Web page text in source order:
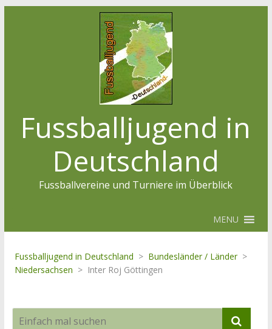
Fussballjugend in
Deutschland
Fussballvereine und Turniere im Überblick
MENU
Fussballjugend in Deutschland > Bundesländer / Länder >
Niedersachsen > Inter Roj Göttingen